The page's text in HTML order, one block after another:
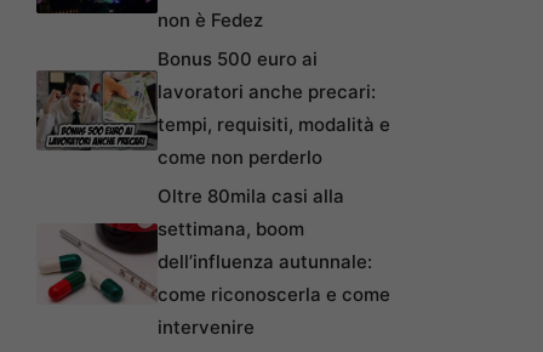
non è Fedez
Bonus 500 euro ai
lavoratori anche precari:
tempi, requisiti, modalità e
come non perderlo
Oltre 80mila casi alla
settimana, boom
dell’influenza autunnale:
come riconoscerla e come
intervenire